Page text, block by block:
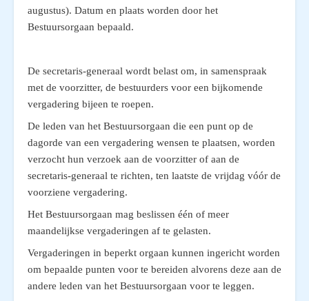
augustus). Datum en plaats worden door het
Bestuursorgaan bepaald.
De secretaris-generaal wordt belast om, in samenspraak
met de voorzitter, de bestuurders voor een bijkomende
vergadering bijeen te roepen.
De leden van het Bestuursorgaan die een punt op de
dagorde van een vergadering wensen te plaatsen, worden
verzocht hun verzoek aan de voorzitter of aan de
secretaris-generaal te richten, ten laatste de vrijdag vóór de
voorziene vergadering.
Het Bestuursorgaan mag beslissen één of meer
maandelijkse vergaderingen af te gelasten.
Vergaderingen in beperkt orgaan kunnen ingericht worden
om bepaalde punten voor te bereiden alvorens deze aan de
andere leden van het Bestuursorgaan voor te leggen.